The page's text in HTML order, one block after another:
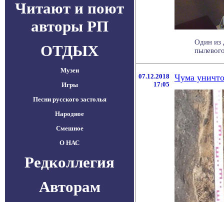
Читают и поют
авторы РП
ОТДЫХ
Музеи
Игры
Песни русского застолья
Народное
Смешное
О НАС
Редколлегия
Авторам
Один из
07.12.2018
17:05
Чума